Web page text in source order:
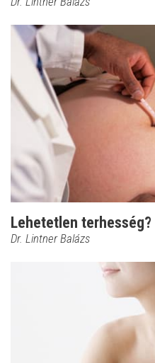
Lehetetlen terhesség?
Dr. Lintner Balázs